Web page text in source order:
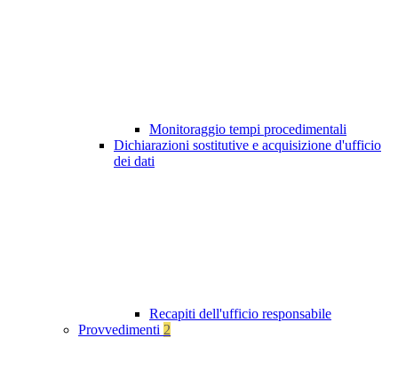
Monitoraggio tempi procedimentali
Dichiarazioni sostitutive e acquisizione d'ufficio
dei dati
Recapiti dell'ufficio responsabile
Provvedimenti 2